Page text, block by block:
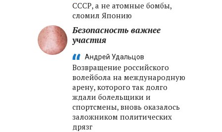
СССР, а не атомные бомбы,
сломил Японию
Безопасность важнее
участия
Андрей Удальцов
Возвращение российского
волейбола на международную
арену, которого так долго
ждали болельщики и
спортсмены, вновь оказалось
заложником политических
дрязг